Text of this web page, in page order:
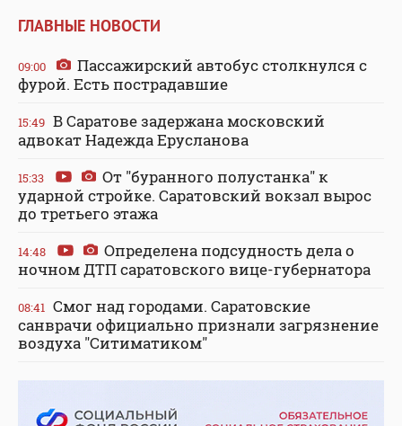
ГЛАВНЫЕ НОВОСТИ
09:00
Пассажирский автобус столкнулся с
фурой. Есть пострадавшие
15:49 В Саратове задержана московский
адвокат Надежда Ерусланова
15:33
От "буранного полустанка" к
ударной стройке. Саратовский вокзал вырос
до третьего этажа
14:48
Определена подсудность дела о
ночном ДТП саратовского вице-губернатора
08:41 Смог над городами. Саратовские
санврачи официально признали загрязнение
воздуха "Ситиматиком"